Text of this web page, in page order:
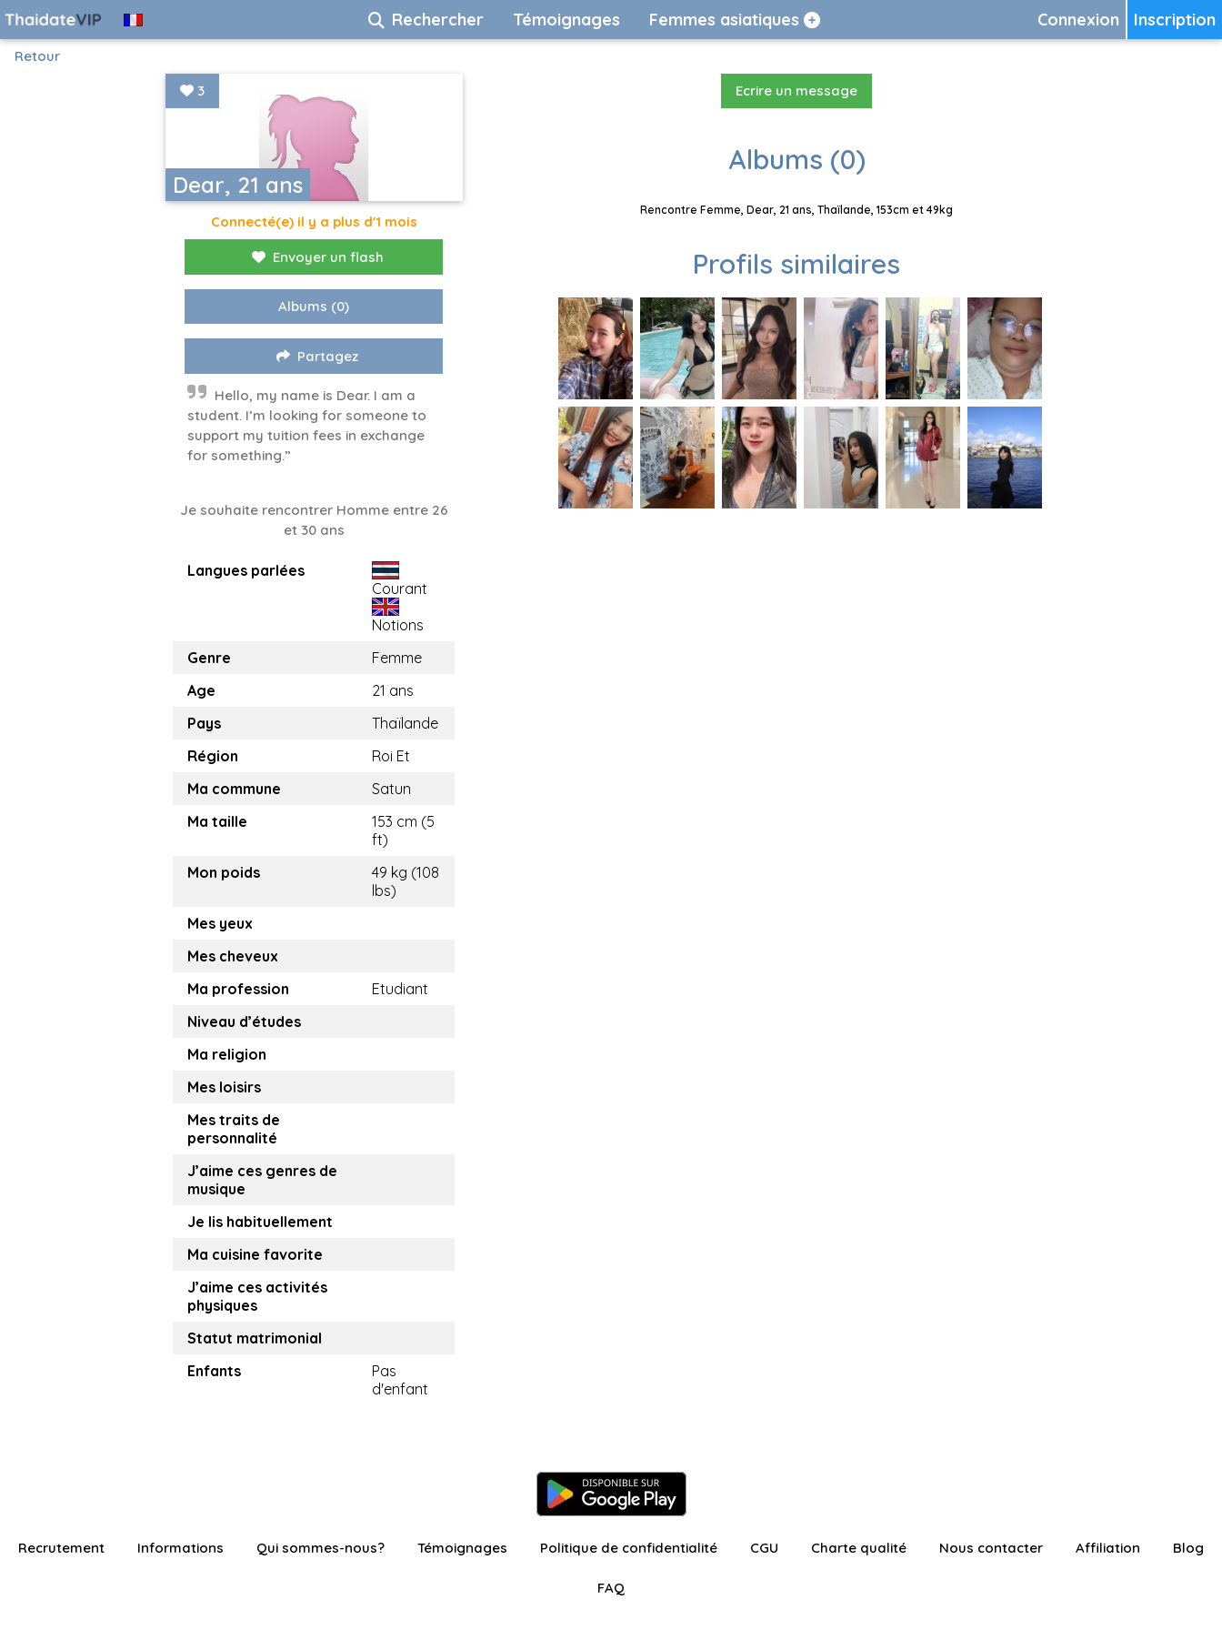
Inscription
Connexion
Rechercher Témoignages Femmes asiatiques
Retour
Dear, 21 ans
3
Connecté(e) il y a plus d'1 mois
Envoyer un flash
Albums (0)
Partagez
Hello, my name is Dear. I am a
student. I’m looking for someone to
support my tuition fees in exchange
for something.”
Je souhaite rencontrer Homme entre 26
et 30 ans
Langues parlées
Courant
Notions
Genre
Femme
Age
21 ans
Pays
Thaïlande
Région
Roi Et
Ma commune
Satun
Ma taille
153 cm (5
ft)
Mon poids
49 kg (108
lbs)
Mes yeux
Mes cheveux
Ma profession
Etudiant
Niveau d’études
Ma religion
Mes loisirs
Mes traits de
personnalité
J’aime ces genres de
musique
Je lis habituellement
Ma cuisine favorite
J’aime ces activités
physiques
Statut matrimonial
Enfants
Pas
d'enfant
Ecrire un message
Albums (0)
Rencontre Femme, Dear, 21 ans, Thaïlande, 153cm et 49kg
Profils similaires
Recrutement Informations Qui sommes-nous? Témoignages Politique de confidentialité CGU Charte qualité Nous contacter Affiliation Blog
FAQ